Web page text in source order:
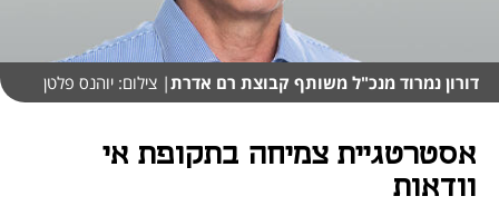
דורון נמרוד מנכ"ל משותף קבוצת רם אדרת| צילום: יוהנס פלטן
אסטרטגיית צמיחה בתקופת אי
וודאות